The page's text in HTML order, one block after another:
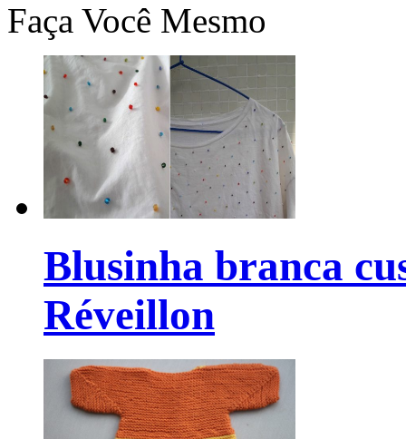
Faça Você Mesmo
Blusinha branca
Réveillon